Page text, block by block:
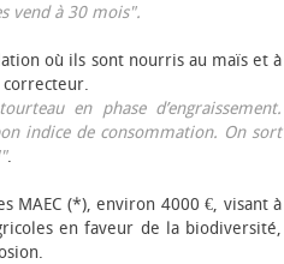
vend à 30 mois".
où ils sont nourris au maïs et à
correcteur.
en phase d’engraissement.
indice de consommation. On sort
.
MAEC (*), environ 4000 €, visant à
en faveur de la biodiversité,